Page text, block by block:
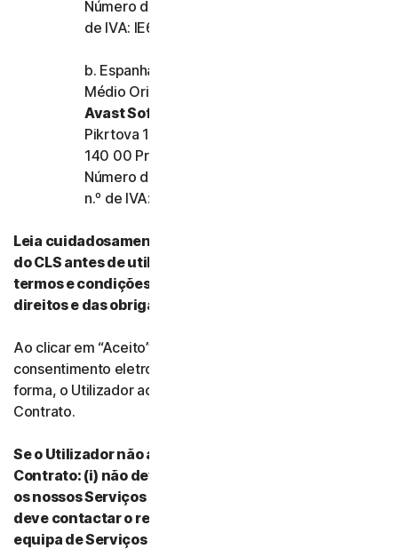
Número de registo da empresa: 159355 e n.º
de IVA: IE6557355A
b. Espanha, França, Itália e o resto da Europa,
Médio Oriente e África
Avast Software s.r.o.
Pikrtova 1737/1a, Nusle,
140 00 Praha 4, República Checa
Número de registo da empresa: 02176475 e
n.º de IVA: CZ02176475
Leia cuidadosamente todos os termos e condições
do CLS antes de utilizar os nossos Serviços. Esses
termos e condições contêm informações acerca dos
direitos e das obrigações do Utilizador.
Ao clicar em “Aceito” (“I Agree”) ou ao indicar
consentimento eletronicamente de qualquer outra
forma, o Utilizador aceita os termos e condições do
Contrato.
Se o Utilizador não aceitar os termos e condições do
Contrato: (i) não deve transferir, instalar ou utilizar
os nossos Serviços nem aceder aos mesmos e (ii)
deve contactar o respetivo Fornecedor ou a nossa
equipa de Serviços e Suporte para Clientes.